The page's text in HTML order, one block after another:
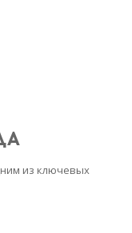
из ключевых